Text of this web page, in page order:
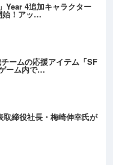
Year 4追加キャラクター
始！アッ…
ームの応援アイテム「SF
ーム内で…
締役社長・梅崎伸幸氏が